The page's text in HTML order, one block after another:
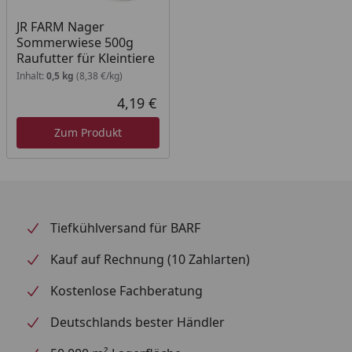
JR FARM Nager
Sommerwiese 500g
Raufutter für Kleintiere
Inhalt: 0,5 kg (8,38 €/kg)
Aktueller Preis
4,19 €
Zum Produkt
Tiefkühlversand für BARF
Kauf auf Rechnung (10 Zahlarten)
Kostenlose Fachberatung
Deutschlands bester Händler